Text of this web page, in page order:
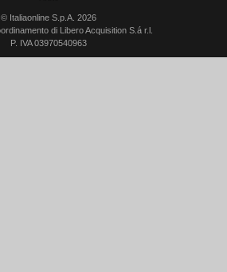
© Italiaonline S.p.A. 2026
di Libero Acquisition S.á r.l.
P. IVA 03970540963